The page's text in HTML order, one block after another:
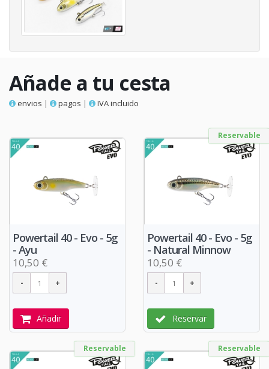
Añade a tu cesta
envios | pagos | IVA incluido
Powertail 40 - Evo - 5g
- Ayu
10,50 €
Añadir
Reservable
Powertail 40 - Evo - 5g
- Natural Minnow
10,50 €
Reservar
Reservable Reservable